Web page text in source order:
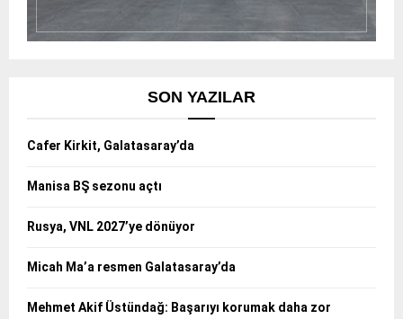
SON YAZILAR
Cafer Kirkit, Galatasaray’da
Manisa BŞ sezonu açtı
Rusya, VNL 2027’ye dönüyor
Micah Ma’a resmen Galatasaray’da
Mehmet Akif Üstündağ: Başarıyı korumak daha zor